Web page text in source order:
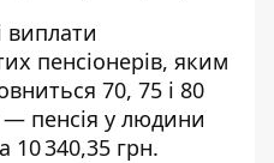
виплати
пенсіонерів, яким
70, 75 і 80
— пенсія у людини
340,35 грн.